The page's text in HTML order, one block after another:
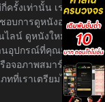
ครั้งเท่านั้น เราเป็น
บการดูหนังอย่างมี
ไลน์ ดูหนังใหม่ได้
นอุปกรณ์ที่คุณมีอยู่
อจอภาพสมาร์ททีวี
ที่เราเตรียมไว้ให้